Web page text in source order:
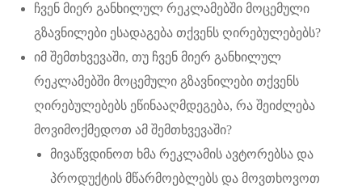
ჩვენ მიერ განხილულ რეკლამებში მოცემული
გზავნილები ესადაგება თქვენს ღირებულებებს?
იმ შემთხვევაში, თუ ჩვენ მიერ განხილულ
რეკლამებში მოცემული გზავნილები თქვენს
ღირებულებებს ეწინააღმდეგება, რა შეიძლება
მოვიმოქმედოთ ამ შემთხვევაში?
მივაწვდინოთ ხმა რეკლამის ავტორებსა და
პროდუქტის მწარმოებლებს და მოვთხოვოთ